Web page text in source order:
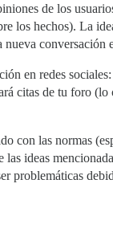
de los
los hechos). La
nueva conversación
en redes
citas de tu foro (lo
con las normas
ideas
problemáticas